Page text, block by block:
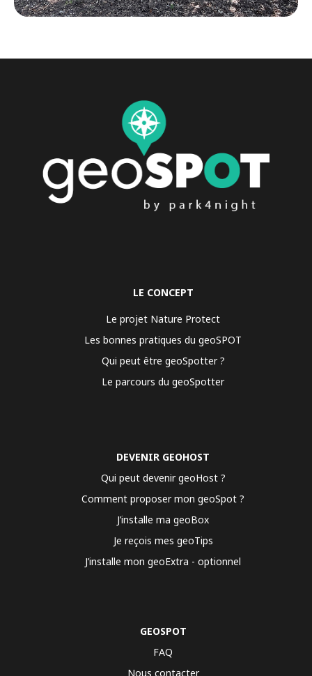
LE CONCEPT
Le projet Nature Protect
Les bonnes pratiques du geoSPOT
Qui peut être geoSpotter ?
Le parcours du geoSpotter
DEVENIR GEOHOST
Qui peut devenir geoHost ?
Comment proposer mon geoSpot ?
J’installe ma geoBox
Je reçois mes geoTips
J’installe mon geoExtra - optionnel
GEOSPOT
FAQ
Nous contacter